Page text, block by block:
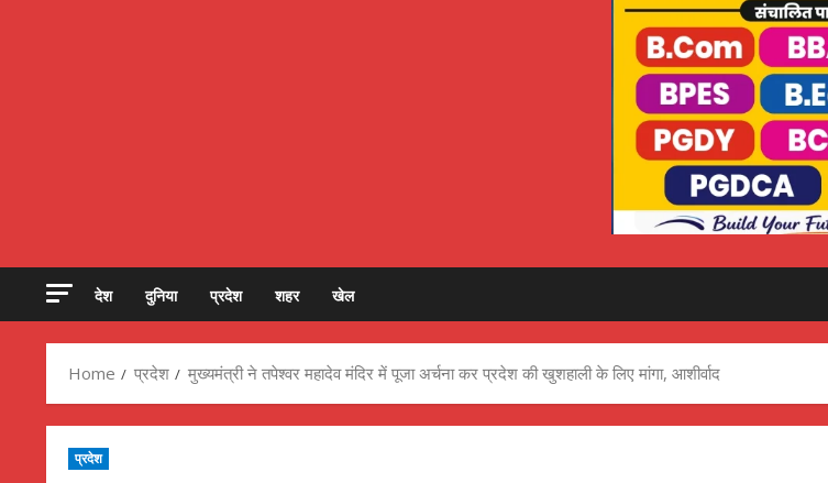
देश दुनिया प्रदेश शहर खेल
Home प्रदेश मुख्यमंत्री ने तपेश्वर महादेव मंदिर में पूजा अर्चना कर प्रदेश की खुशहाली के लिए मांगा, आशीर्वाद
प्रदेश